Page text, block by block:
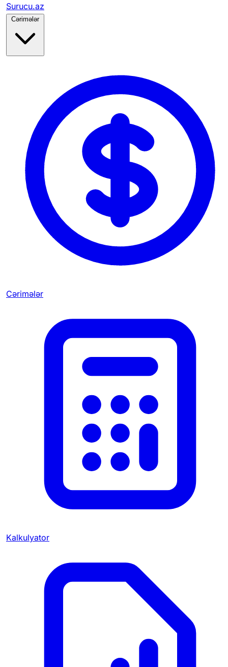
Surucu.az
Cərimələr
Cərimələr
Kalkulyator